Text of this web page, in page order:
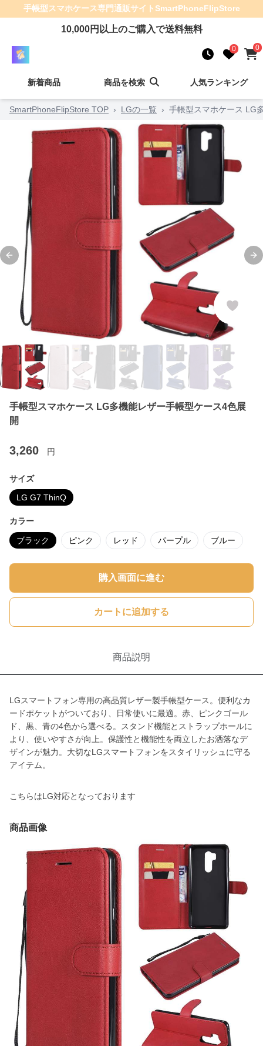
手帳型スマホケース専門通販サイトSmartPhoneFlipStore
10,000円以上のご購入で送料無料
0 0
新着商品 商品を検索 人気ランキング
SmartPhoneFlipStore TOP › LGの一覧 › 手帳型スマホケース LG
Previous slide
手帳型スマホケース LG多機能レザー手帳型ケース4色展
開
3,260 円
サイズ
LG G7 ThinQ
カラー
ブラック ピンク レッド パープル ブルー
購入画面に進む
カートに追加する
商品説明
LGスマートフォン専用の高品質レザー製手帳型ケース。便利なカ
ードポケットがついており、日常使いに最適。赤、ピンクゴール
ド、黒、青の4色から選べる。スタンド機能とストラップホールに
より、使いやすさが向上。保護性と機能性を両立したお洒落なデ
ザインが魅力。大切なLGスマートフォンをスタイリッシュに守る
アイテム。
こちらはLG対応となっております
商品画像